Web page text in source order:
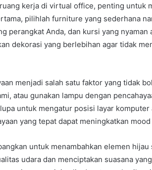
kerja di virtual office, penting untuk
pilihlah furniture yang sederhana
perangkat Anda, dan kursi yang
dekorasi yang berlebihan agar tidak
menjadi salah satu faktor yang tidak
atau gunakan lampu dengan
untuk mengatur posisi layar
yang tepat dapat meningkatkan
untuk menambahkan elemen
udara dan menciptakan suasana